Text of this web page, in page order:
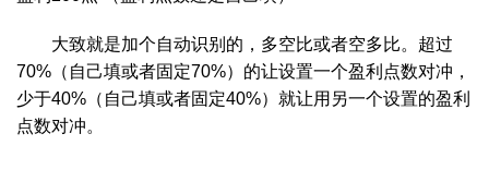
大致就是加个自动识别的，多空比或者空多比。超过
70%（自己填或者固定70%）的让设置一个盈利点数对冲，
少于40%（自己填或者固定40%）就让用另一个设置的盈利
点数对冲。